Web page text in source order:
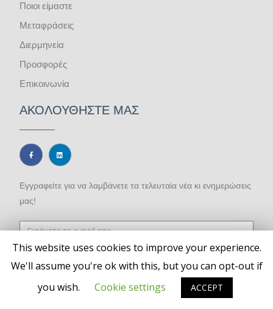
Ποιοι είμαστε
Μεταφράσεις
Διερμηνεία
Προσφορές
Επικοινωνία
ΑΚΟΛΟΥΘΗΣΤΕ ΜΑΣ
Εγγραφείτε για να λαμβάνετε τα τελευταία νέα κι ενημερώσεις
μας!
Ekfrasis Translation Center © 2026Δημιουργία Ιστοσελίδων
This website uses cookies to improve your experience.
We'll assume you're ok with this, but you can opt-out if
you wish.
Cookie settings ACCEPT